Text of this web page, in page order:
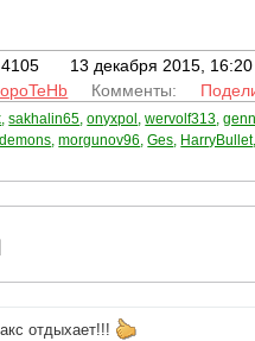
13 декабря 2015, 16:20
Комменты:
,sakhalin65,onyxpol ,wervolf313,
demons,morgunov96,Ges, HarryBullet
отдыхает!!!